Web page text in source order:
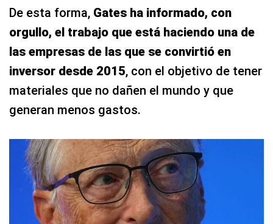
De esta forma, Gates ha informado, con
orgullo, el trabajo que está haciendo una de
las empresas de las que se convirtió en
inversor desde 2015, con el objetivo de tener
materiales que no dañen el mundo y que
generan menos gastos.